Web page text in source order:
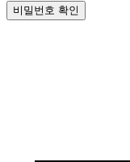
비밀번호 확인